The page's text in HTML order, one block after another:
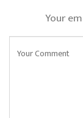
Your